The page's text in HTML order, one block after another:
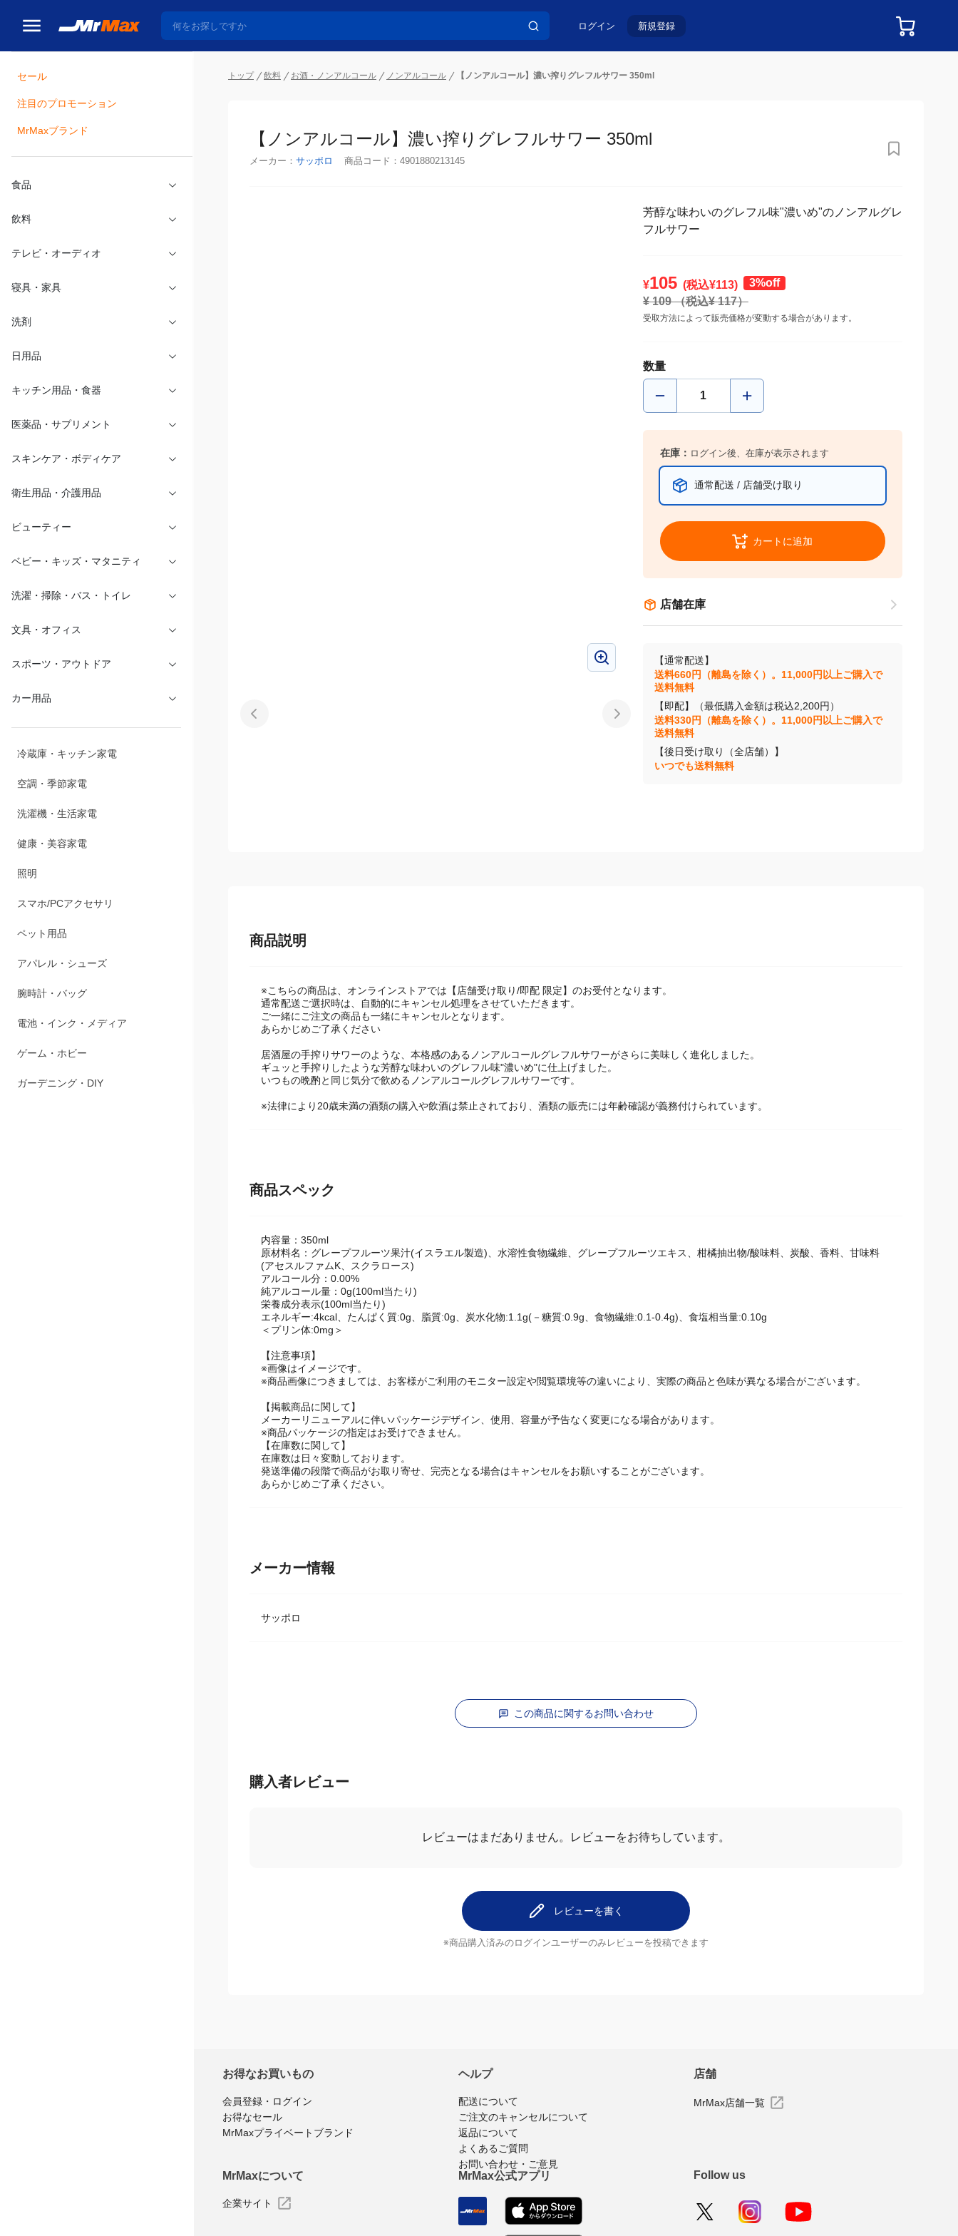
ログイン 新規登録
セール
注目のプロモーション
MrMaxブランド
食品
飲料
テレビ・オーディオ
寝具・家具
洗剤
日用品
カー用品
冷蔵庫・キッチン家電
空調・季節家電
洗濯機・生活家電
健康・美容家電
照明
スマホ/PCアクセサリ
トップ 飲料 お酒・ノンアルコール ノンアルコール 【ノンアルコール】濃い搾りグレフルサワー 350ml
【ノンアルコール】濃い搾りグレフルサワー 350ml
メーカー： サッポロ 商品コード： 4901880213145
芳醇な味わいのグレフル味"濃いめ"のノンアルグレ
フルサワー
¥105 (税込¥113)
3%off
¥ 109（税込¥117）
受取方法によって販売価格が変動する場合があります。
数量
在庫： ログイン後、在庫が表示されます
通常配送 / 店舗受け取り
カートに追加
店舗在庫
【通常配送】
送料660円（離島を除く）。11,000円以上ご購入で
送料無料
【即配】（最低購入金額は税込2,200円）
送料330円（離島を除く）。11,000円以上ご購入で
送料無料
【後日受け取り（全店舗）】
※こちらの商品は、オンラインストアでは【店舗受け取り/即配 限定】のお受付となります。
通常配送ご選択時は、自動的にキャンセル処理をさせていただきます。
ご一緒にご注文の商品も一緒にキャンセルとなります。
居酒屋の手搾りサワーのような、本格感のあるノンアルコールグレフルサワーがさらに美味しく進化しました。
ギュッと手搾りしたような芳醇な味わいのグレフル味"濃いめ"に仕上げました。
内容量：350ml
原材料名：グレープフルーツ果汁(イスラエル製造)、水溶性食物繊維、グレープフルーツエキス、柑橘抽出物/酸味料、炭酸、香料、甘味料
(アセスルファムK、スクラロース)
アルコール分：0.00%
純アルコール量：0g(100ml当たり)
栄養成分表示(100ml当たり)
エネルギー:4kcal、たんぱく質:0g、脂質:0g、炭水化物:1.1g(－糖質:0.9g、食物繊維:0.1-0.4g)、食塩相当量:0.10g
【注意事項】
※画像はイメージです。
【掲載商品に関して】
メーカーリニューアルに伴いパッケージデザイン、使用、容量が予告なく変更になる場合があります。
※商品パッケージの指定はお受けできません。
【在庫数に関して】
在庫数は日々変動しております。
発送準備の段階で商品がお取り寄せ、完売となる場合はキャンセルをお願いすることがございます。
この商品に関するお問い合わせ
お得なお買いもの
会員登録・ログイン
お得なセール
MrMaxプライベートブランド
ヘルプ
配送について
ご注文のキャンセルについて
返品について
よくあるご質問
お問い合わせ・ご意見
店舗
MrMax店舗一覧
MrMaxについて
企業サイト
MrMax公式アプリ Follow us